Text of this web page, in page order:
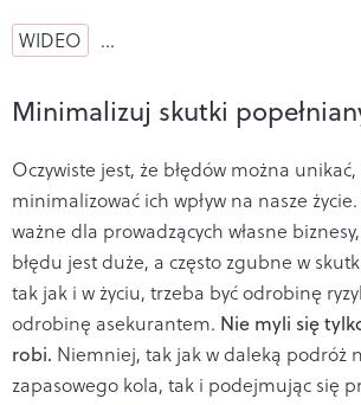
WIDEO …
Minimalizuj skutki
Oczywiste jest, że błędów można
minimalizować ich wpływ na nasze
ważne dla prowadzących własne
błędu jest duże, a często zgubne w
tak jak i w życiu, trzeba być odrobinę
odrobinę asekurantem. Nie myli się
robi. Niemniej, tak jak w daleką podróż
zapasowego kola, tak i podejmując się